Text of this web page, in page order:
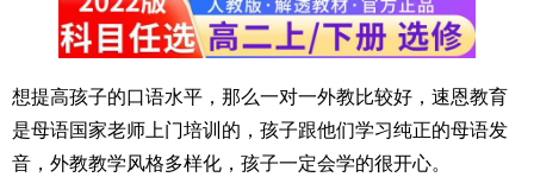
想提高孩子的口语水平，那么一对一外教比较好，速恩教育
是母语国家老师上门培训的，孩子跟他们学习纯正的母语发
音，外教教学风格多样化，孩子一定会学的很开心。